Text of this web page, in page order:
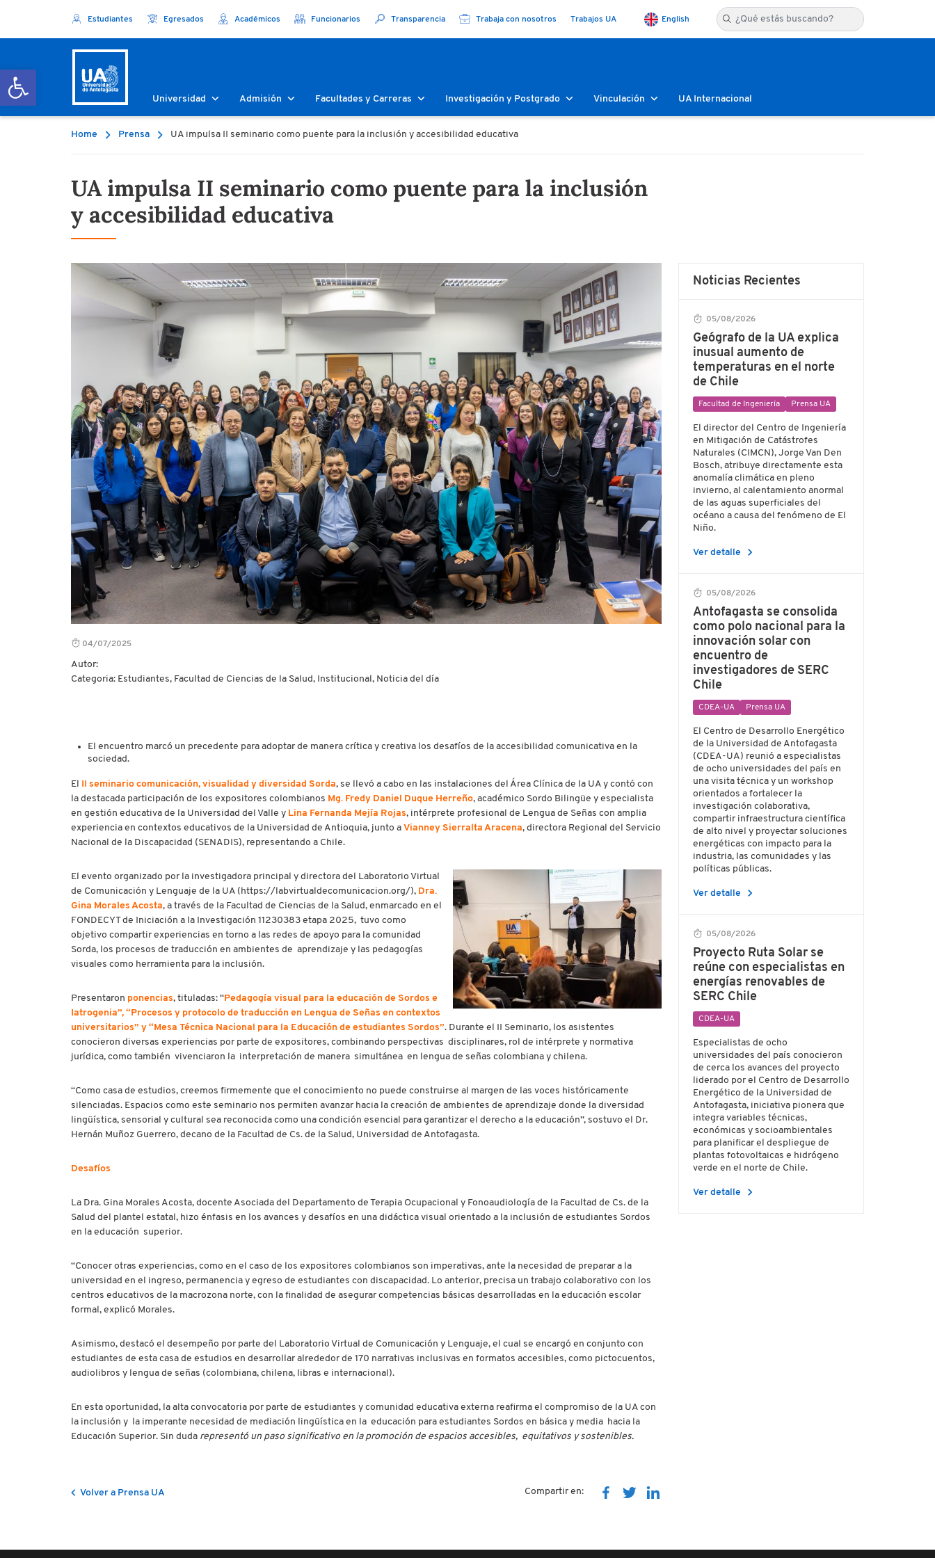
Abrir barra de herramientas
Estudiantes Egresados Académicos Funcionarios Transparencia Trabaja con nosotros Trabajos UA English
Universidad Admisión Facultades y Carreras Investigación y Postgrado Vinculación UA Internacional
Home Prensa UA impulsa II seminario como puente para la inclusión y accesibilidad educativa
UA impulsa II seminario como puente para la inclusión
y accesibilidad educativa
04/07/2025
Autor:
Categoria: Estudiantes, Facultad de Ciencias de la Salud, Institucional, Noticia del día
El encuentro marcó un precedente para adoptar de manera crítica y creativa los desafíos de la accesibilidad comunicativa en la
sociedad.
El II seminario comunicación, visualidad y diversidad Sorda, se llevó a cabo en las instalaciones del Área Clínica de la UA y contó con
la destacada participación de los expositores colombianos Mg. Fredy Daniel Duque Herreño, académico Sordo Bilingüe y especialista
en gestión educativa de la Universidad del Valle y Lina Fernanda Mejía Rojas, intérprete profesional de Lengua de Señas con amplia
experiencia en contextos educativos de la Universidad de Antioquia, junto a Vianney Sierralta Aracena, directora Regional del Servicio
Nacional de la Discapacidad (SENADIS), representando a Chile.
El evento organizado por la investigadora principal y directora del Laboratorio Virtual
de Comunicación y Lenguaje de la UA (https://labvirtualdecomunicacion.org/), Dra.
Gina Morales Acosta, a través de la Facultad de Ciencias de la Salud, enmarcado en el
FONDECYT de Iniciación a la Investigación 11230383 etapa 2025, tuvo como
objetivo compartir experiencias en torno a las redes de apoyo para la comunidad
Sorda, los procesos de traducción en ambientes de aprendizaje y las pedagogías
visuales como herramienta para la inclusión.
Presentaron ponencias, tituladas: “Pedagogía visual para la educación de Sordos e
Iatrogenia”, “Procesos y protocolo de traducción en Lengua de Señas en contextos
universitarios” y “Mesa Técnica Nacional para la Educación de estudiantes Sordos”. Durante el II Seminario, los asistentes
conocieron diversas experiencias por parte de expositores, combinando perspectivas disciplinares, rol de intérprete y normativa
jurídica, como también vivenciaron la interpretación de manera simultánea en lengua de señas colombiana y chilena.
“Como casa de estudios, creemos firmemente que el conocimiento no puede construirse al margen de las voces históricamente
silenciadas. Espacios como este seminario nos permiten avanzar hacia la creación de ambientes de aprendizaje donde la diversidad
lingüística, sensorial y cultural sea reconocida como una condición esencial para garantizar el derecho a la educación”, sostuvo el Dr.
Hernán Muñoz Guerrero, decano de la Facultad de Cs. de la Salud, Universidad de Antofagasta.
Desafíos
La Dra. Gina Morales Acosta, docente Asociada del Departamento de Terapia Ocupacional y Fonoaudiología de la Facultad de Cs. de la
Salud del plantel estatal, hizo énfasis en los avances y desafíos en una didáctica visual orientado a la inclusión de estudiantes Sordos
en la educación superior.
“Conocer otras experiencias, como en el caso de los expositores colombianos son imperativas, ante la necesidad de preparar a la
universidad en el ingreso, permanencia y egreso de estudiantes con discapacidad. Lo anterior, precisa un trabajo colaborativo con los
centros educativos de la macrozona norte, con la finalidad de asegurar competencias básicas desarrolladas en la educación escolar
formal, explicó Morales.
Asimismo, destacó el desempeño por parte del Laboratorio Virtual de Comunicación y Lenguaje, el cual se encargó en conjunto con
estudiantes de esta casa de estudios en desarrollar alrededor de 170 narrativas inclusivas en formatos accesibles, como pictocuentos,
audiolibros y lengua de señas (colombiana, chilena, libras e internacional).
En esta oportunidad, la alta convocatoria por parte de estudiantes y comunidad educativa externa reafirma el compromiso de la UA con
la inclusión y la imperante necesidad de mediación lingüística en la educación para estudiantes Sordos en básica y media hacia la
Educación Superior. Sin duda representó un paso significativo en la promoción de espacios accesibles, equitativos y sostenibles.
Volver a Prensa UA Compartir en:
Noticias Recientes
05/08/2026
Geógrafo de la UA explica
inusual aumento de
temperaturas en el norte
de Chile
Facultad de Ingeniería Prensa UA
El director del Centro de Ingeniería
en Mitigación de Catástrofes
Naturales (CIMCN), Jorge Van Den
Bosch, atribuye directamente esta
anomalía climática en pleno
invierno, al calentamiento anormal
de las aguas superficiales del
océano a causa del fenómeno de El
Niño.
Ver detalle chevron_right
05/08/2026
Antofagasta se consolida
como polo nacional para la
innovación solar con
encuentro de
investigadores de SERC
Chile
CDEA-UA Prensa UA
El Centro de Desarrollo Energético
de la Universidad de Antofagasta
(CDEA-UA) reunió a especialistas
de ocho universidades del país en
una visita técnica y un workshop
orientados a fortalecer la
investigación colaborativa,
compartir infraestructura científica
de alto nivel y proyectar soluciones
energéticas con impacto para la
industria, las comunidades y las
políticas públicas.
Ver detalle chevron_right
05/08/2026
Proyecto Ruta Solar se
reúne con especialistas en
energías renovables de
SERC Chile
CDEA-UA
Especialistas de ocho
universidades del país conocieron
de cerca los avances del proyecto
liderado por el Centro de Desarrollo
Energético de la Universidad de
Antofagasta, iniciativa pionera que
integra variables técnicas,
económicas y socioambientales
para planificar el despliegue de
plantas fotovoltaicas e hidrógeno
verde en el norte de Chile.
Ver detalle chevron_right